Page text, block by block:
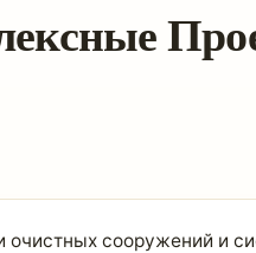
сооружений и